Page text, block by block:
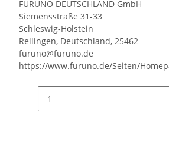
FURUNO DEUTSCHLAND GmbH
Siemensstraße 31-33
Schleswig-Holstein
Rellingen, Deutschland, 25462
furuno@furuno.de
https://www.furuno.de/Seiten/